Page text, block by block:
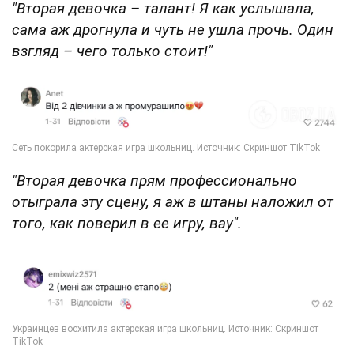
"Вторая девочка – талант! Я как услышала,
сама аж дрогнула и чуть не ушла прочь. Один
взгляд – чего только стоит!"
"Вторая девочка прям профессионально
отыграла эту сцену, я аж в штаны наложил от
того, как поверил в ее игру, вау".